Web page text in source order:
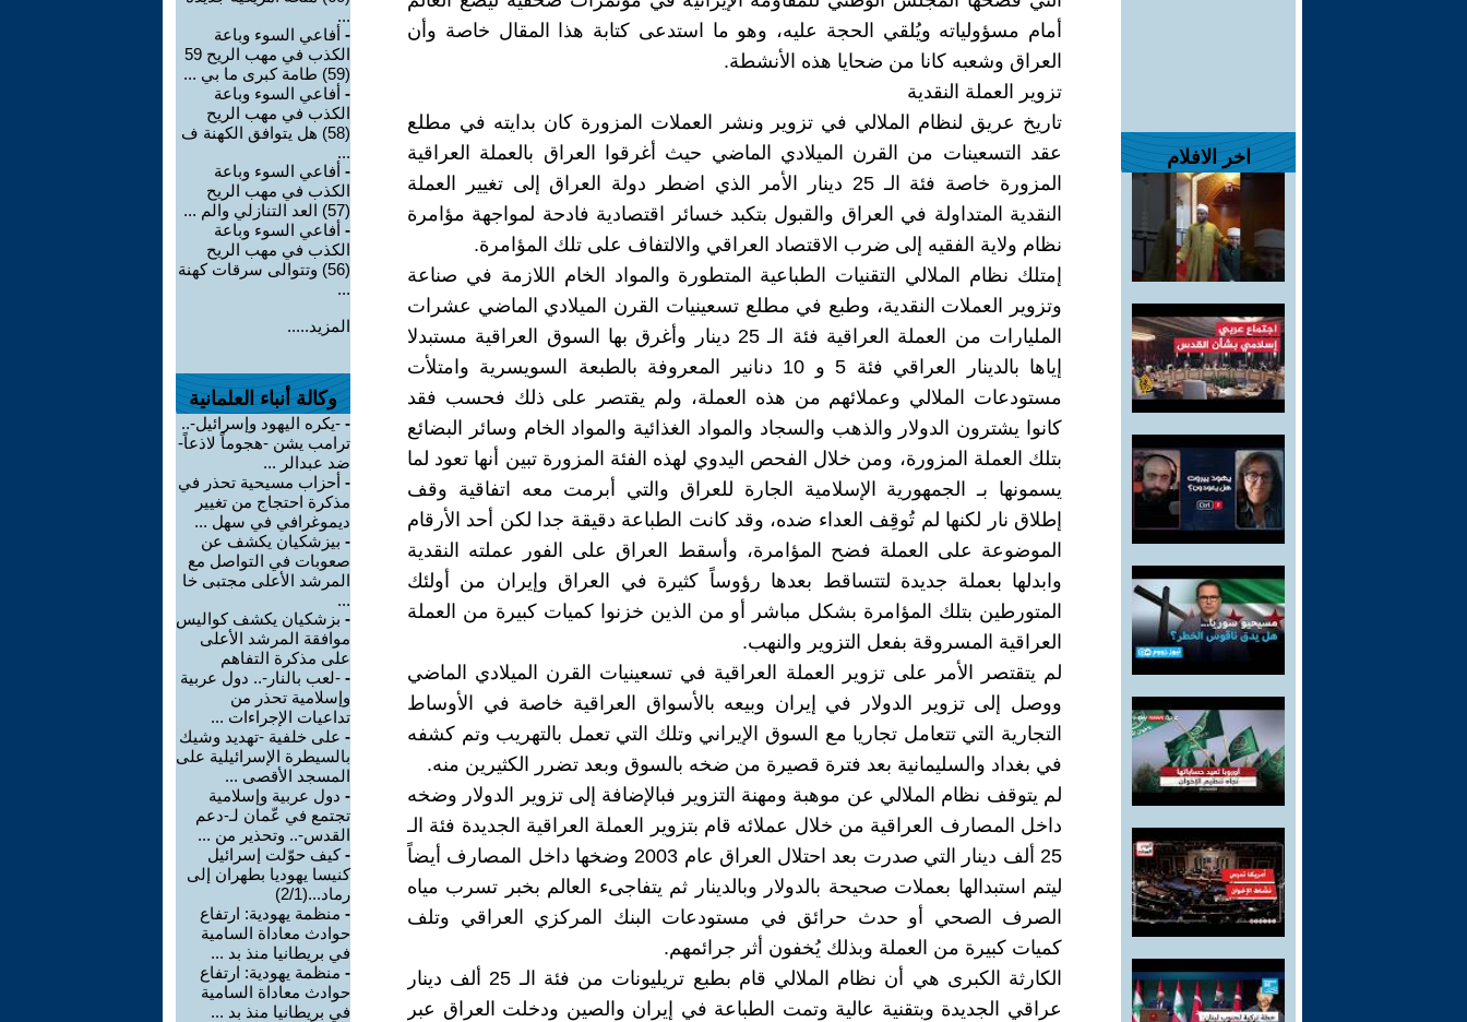
اخر الافلام
أمام مسؤولياته ويُلقي الحجة عليه، وهو ما استدعى كتابة هذا المقال خاصة وأن
العراق وشعبه كانا من ضحايا هذه الأنشطة.
تزوير العملة النقدية
تاريخ عريق لنظام الملالي في تزوير ونشر العملات المزورة كان بدايته في مطلع
عقد التسعينات من القرن الميلادي الماضي حيث أغرقوا العراق بالعملة العراقية
المزورة خاصة فئة الـ 25 دينار الأمر الذي اضطر دولة العراق إلى تغيير العملة
النقدية المتداولة في العراق والقبول بتكبد خسائر اقتصادية فادحة لمواجهة مؤامرة
نظام ولاية الفقيه إلى ضرب الاقتصاد العراقي والالتفاف على تلك المؤامرة.
إمتلك نظام الملالي التقنيات الطباعية المتطورة والمواد الخام اللازمة في صناعة
وتزوير العملات النقدية، وطبع في مطلع تسعينيات القرن الميلادي الماضي عشرات
المليارات من العملة العراقية فئة الـ 25 دينار وأغرق بها السوق العراقية مستبدلا
إياها بالدينار العراقي فئة 5 و 10 دنانير المعروفة بالطبعة السويسرية وامتلأت
مستودعات الملالي وعملائهم من هذه العملة، ولم يقتصر على ذلك فحسب فقد
كانوا يشترون الدولار والذهب والسجاد والمواد الغذائية والمواد الخام وسائر البضائع
بتلك العملة المزورة، ومن خلال الفحص اليدوي لهذه الفئة المزورة تبين أنها تعود لما
يسمونها بـ الجمهورية الإسلامية الجارة للعراق والتي أبرمت معه اتفاقية وقف
إطلاق نار لكنها لم تُوقِف العداء ضده، وقد كانت الطباعة دقيقة جدا لكن أحد الأرقام
الموضوعة على العملة فضح المؤامرة، وأسقط العراق على الفور عملته النقدية
وابدلها بعملة جديدة لتتساقط بعدها رؤوساً كثيرة في العراق وإيران من أولئك
المتورطين بتلك المؤامرة بشكل مباشر أو من الذين خزنوا كميات كبيرة من العملة
العراقية المسروقة بفعل التزوير والنهب.
لم يتقتصر الأمر على تزوير العملة العراقية في تسعينيات القرن الميلادي الماضي
ووصل إلى تزوير الدولار في إيران وبيعه بالأسواق العراقية خاصة في الأوساط
التجارية التي تتعامل تجاريا مع السوق الإيراني وتلك التي تعمل بالتهريب وتم كشفه
في بغداد والسليمانية بعد فترة قصيرة من ضخه بالسوق وبعد تضرر الكثيرين منه.
لم يتوقف نظام الملالي عن موهبة ومهنة التزوير فبالإضافة إلى تزوير الدولار وضخه
داخل المصارف العراقية من خلال عملائه قام بتزوير العملة العراقية الجديدة فئة الـ
25 ألف دينار التي صدرت بعد احتلال العراق عام 2003 وضخها داخل المصارف أيضاً
ليتم استبدالها بعملات صحيحة بالدولار وبالدينار ثم يتفاجىء العالم بخبر تسرب مياه
الصرف الصحي أو حدث حرائق في مستودعات البنك المركزي العراقي وتلف
كميات كبيرة من العملة وبذلك يُخفون أثر جرائمهم.
الكارثة الكبرى هي أن نظام الملالي قام بطبع تريليونات من فئة الـ 25 ألف دينار
عراقي الجديدة وبتقنية عالية وتمت الطباعة في إيران والصين ودخلت العراق عبر
...
- أفاعي السوء وباعة
الكذب في مهب الريح 59
(59) طامة كبرى ما بي ...
- أفاعي السوء وباعة
الكذب في مهب الريح
(58) هل يتوافق الكهنة ف
...
- أفاعي السوء وباعة
الكذب في مهب الريح
(57) العد التنازلي والم ...
- أفاعي السوء وباعة
الكذب في مهب الريح
(56) وتتوالى سرقات كهنة
...
المزيد.....
وكالة أنباء العلمانية
- -يكره اليهود وإسرائيل-..
ترامب يشن -هجوماً لاذعاً-
ضد عبدالر ...
- أحزاب مسيحية تحذر في
مذكرة احتجاج من تغيير
ديموغرافي في سهل ...
- بيزشكيان يكشف عن
صعوبات في التواصل مع
المرشد الأعلى مجتبى خا
...
- بزشكيان يكشف كواليس
موافقة المرشد الأعلى
على مذكرة التفاهم
- -لعب بالنار-.. دول عربية
وإسلامية تحذر من
تداعيات الإجراءات ...
- على خلفية -تهديد وشيك
بالسيطرة الإسرائيلية على
المسجد الأقصى ...
- دول عربية وإسلامية
تجتمع في عّمان لـ-دعم
القدس-.. وتحذير من ...
-كيف حوّلت إسرائيل
كنيسا يهوديا بطهران إلى
رماد...(2/1)
- منظمة يهودية: ارتفاع
حوادث معاداة السامية
في بريطانيا منذ بد ...
- منظمة يهودية: ارتفاع
حوادث معاداة السامية
في بريطانيا منذ بد ...